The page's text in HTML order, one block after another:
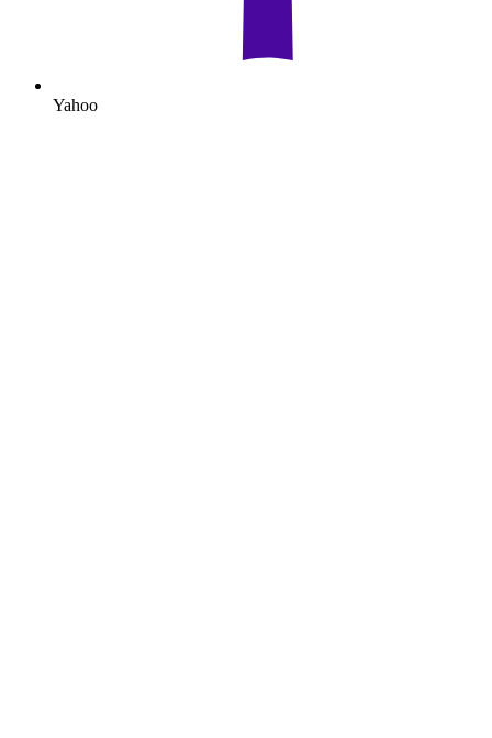
Yahoo